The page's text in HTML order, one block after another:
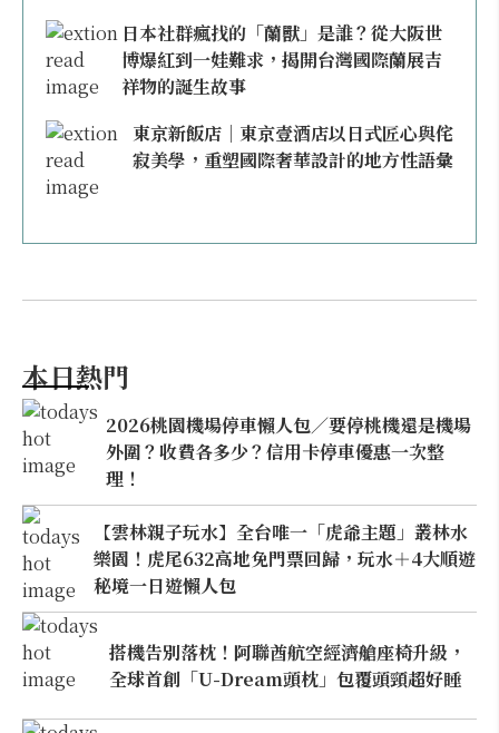
日本社群瘋找的「蘭獸」是誰？從大阪世
博爆紅到一娃難求，揭開台灣國際蘭展吉
祥物的誕生故事
東京新飯店｜東京壹酒店以日式匠心與侘
寂美學，重塑國際奢華設計的地方性語彙
本日熱門
2026桃園機場停車懶人包／要停桃機還是機場
外圍？收費各多少？信用卡停車優惠一次整
理！
【雲林親子玩水】全台唯一「虎爺主題」叢林水
樂園！虎尾632高地免門票回歸，玩水＋4大順遊
秘境一日遊懶人包
搭機告別落枕！阿聯酋航空經濟艙座椅升級，
全球首創「U-Dream頭枕」包覆頭頸超好睡